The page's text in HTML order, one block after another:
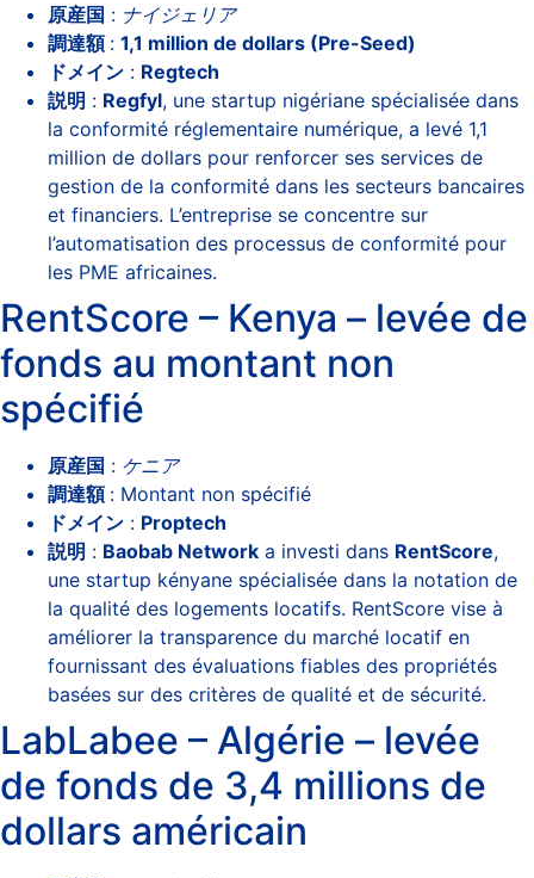
原産国 : ナイジェリア
調達額 : 1,1 million de dollars (Pre-Seed)
ドメイン : Regtech
説明 : Regfyl, une startup nigériane spécialisée dans
la conformité réglementaire numérique, a levé 1,1
million de dollars pour renforcer ses services de
gestion de la conformité dans les secteurs bancaires
et financiers. L’entreprise se concentre sur
l’automatisation des processus de conformité pour
les PME africaines.
RentScore – Kenya – levée de
fonds au montant non
spécifié
原産国 : ケニア
調達額 : Montant non spécifié
ドメイン : Proptech
説明 : Baobab Network a investi dans RentScore,
une startup kényane spécialisée dans la notation de
la qualité des logements locatifs. RentScore vise à
améliorer la transparence du marché locatif en
fournissant des évaluations fiables des propriétés
basées sur des critères de qualité et de sécurité.
LabLabee – Algérie – levée
de fonds de 3,4 millions de
dollars américain